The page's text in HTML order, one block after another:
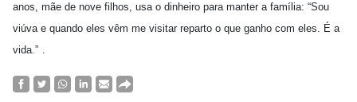
anos, mãe de nove filhos, usa o dinheiro para manter a família: “Sou
viúva e quando eles vêm me visitar reparto o que ganho com eles. É a
vida.” .